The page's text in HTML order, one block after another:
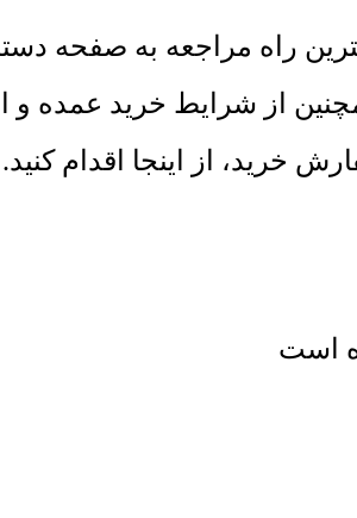
راه مراجعه به صفحه
از شرایط خرید عمده
خرید، از اینجا اقدام کنید.